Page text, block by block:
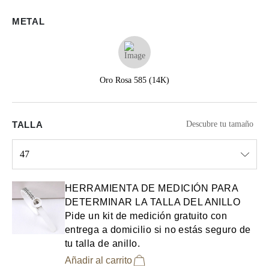
METAL
Oro Rosa 585 (14K)
TALLA Descubre tu tamaño
47
HERRAMIENTA DE MEDICIÓN PARA
DETERMINAR LA TALLA DEL ANILLO
Pide un kit de medición gratuito con
entrega a domicilio si no estás seguro de
tu talla de anillo.
Añadir al carrito